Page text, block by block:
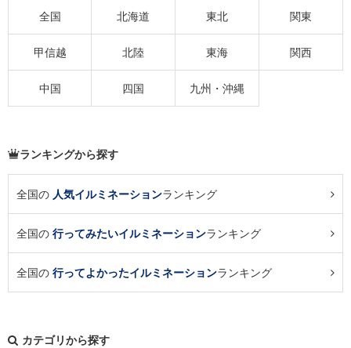
全国 北海道 東北 関東
甲信越 北陸 東海 関西
中国 四国 九州・沖縄
ランキングから探す
全国の 人気イルミネーションランキング
全国の 行ってみたいイルミネーションランキング
全国の 行ってよかったイルミネーションランキング
カテゴリから探す